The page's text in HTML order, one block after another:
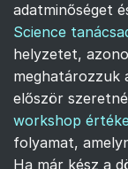
adatminőséget
Science
helyzetet,
meghatározzuk
először
workshop
folyamat,
Ha már kész a